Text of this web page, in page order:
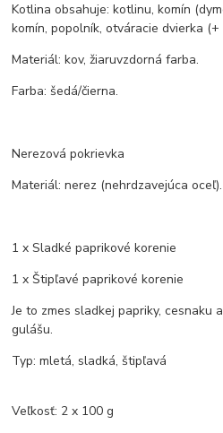
Kotlina obsahuje: kotlinu, komín
komín, popolník, otváracie dvierka
Materiál: kov, žiaruvzdorná farba.
Farba: šedá/čierna.
Nerezová pokrievka
Materiál: nerez (nehrdzavejúca oceľ).
1 x Sladké paprikové korenie
1 x Štipľavé paprikové korenie
Je to zmes sladkej papriky, cesnaku
gulášu.
Typ: mletá, sladká, štipľavá
Veľkosť: 2 x 100 g